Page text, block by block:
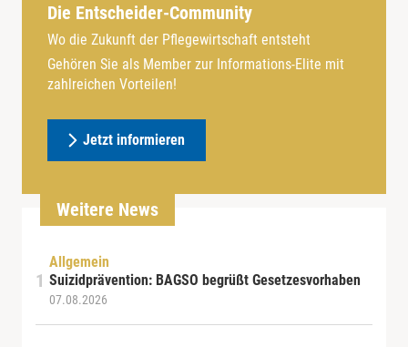
Die Entscheider-Community
Wo die Zukunft der Pflegewirtschaft entsteht
Gehören Sie als Member zur Informations-Elite mit
zahlreichen Vorteilen!
Jetzt informieren
Weitere News
Allgemein
Suizidprävention: BAGSO begrüßt Gesetzesvorhaben
07.08.2026